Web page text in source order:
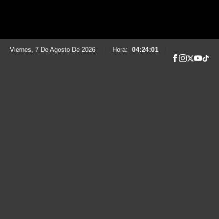
Viernes, 7 De Agosto De 2026 Hora: 04:24:02